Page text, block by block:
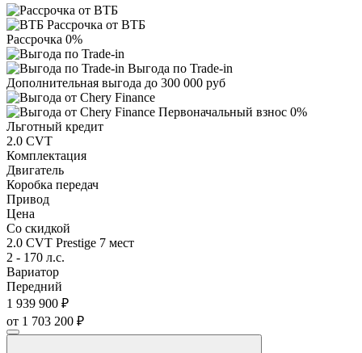
Рассрочка от ВТБ
Рассрочка 0%
Выгода по Trade-in
Дополнительная выгода до 300 000 руб
Первоначальный взнос 0%
Льготный кредит
2.0 CVT
Комплектация
Двигатель
Коробка передач
Привод
Цена
Со скидкой
2.0 CVT Prestige 7 мест
2 - 170 л.с.
Вариатор
Передний
1 939 900 ₽
от 1 703 200 ₽